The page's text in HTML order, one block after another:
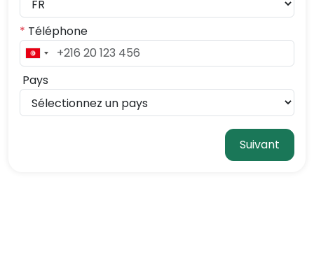
* Téléphone
Pays
Suivant